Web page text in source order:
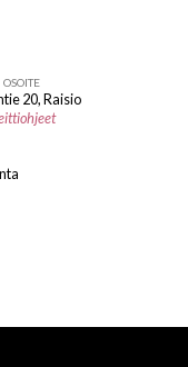
OSOITE
20, Raisio